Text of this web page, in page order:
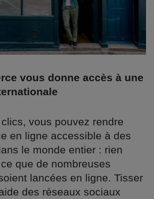
vous donne accès à une
vous pouvez rendre
en ligne accessible à des
le monde entier : rien
que de nombreuses
lancées en ligne. Tisser
des réseaux sociaux